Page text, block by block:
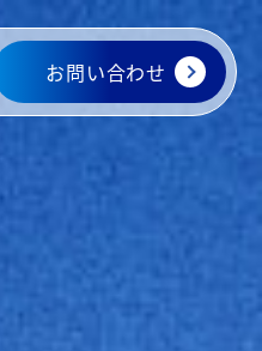
お問い合わせ